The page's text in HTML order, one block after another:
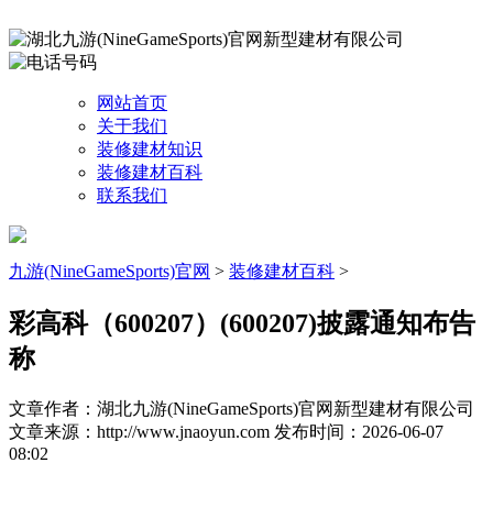
网站首页
关于我们
装修建材知识
装修建材百科
联系我们
九游(NineGameSports)官网 > 装修建材百科 >
彩高科（600207）(600207)披露通知布告
称
文章作者：湖北九游(NineGameSports)官网新型建材有限公司
文章来源：http://www.jnaoyun.com 发布时间：2026-06-07
08:02